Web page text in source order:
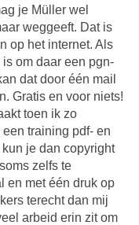
je Müller wel
weggeeft. Dat is
op het internet. Als
om daar een pgn-
dat door één mail
Gratis en voor niets!
toen ik zo
training pdf- en
je dan copyright
zelfs te
en met één druk op
terecht dan mij
arbeid erin zit om